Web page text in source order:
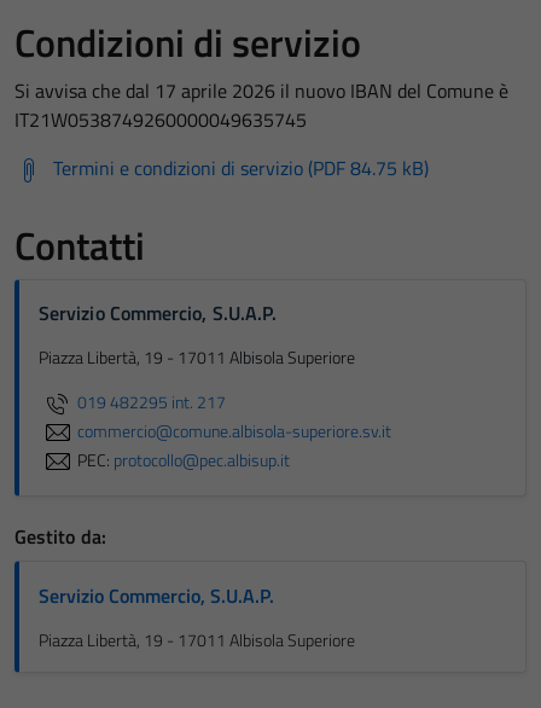
Condizioni di servizio
Si avvisa che dal 17 aprile 2026 il nuovo IBAN del Comune è
IT21W0538749260000049635745
Termini e condizioni di servizio (PDF 84.75 kB)
Contatti
Servizio Commercio, S.U.A.P.
Piazza Libertà, 19 - 17011 Albisola Superiore
019 482295 int. 217
commercio@comune.albisola-superiore.sv.it
PEC: protocollo@pec.albisup.it
Gestito da:
Servizio Commercio, S.U.A.P.
Piazza Libertà, 19 - 17011 Albisola Superiore